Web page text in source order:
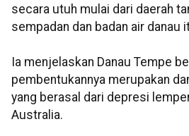
secara utuh mulai dari daerah
sempadan dan badan air danau
Ia menjelaskan Danau Tempe
pembentukannya merupakan
yang berasal dari depresi
Australia.